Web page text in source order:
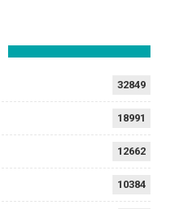
32849
18991
12662
10384